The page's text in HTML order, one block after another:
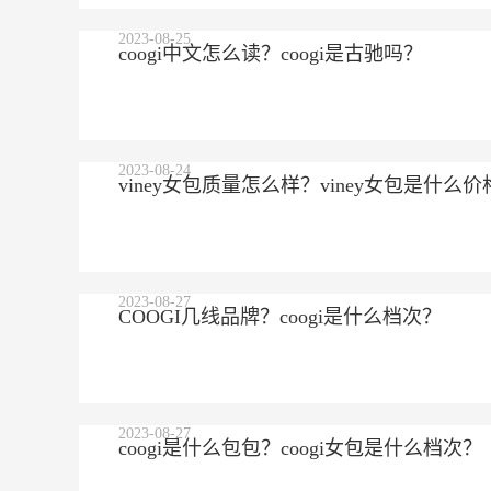
coogi中文怎么读？coogi是古驰吗？
2023-08-25
viney女包质量怎么样？viney女包是什么价
2023-08-24
COOGI几线品牌？coogi是什么档次？
2023-08-27
coogi是什么包包？coogi女包是什么档次？
2023-08-27